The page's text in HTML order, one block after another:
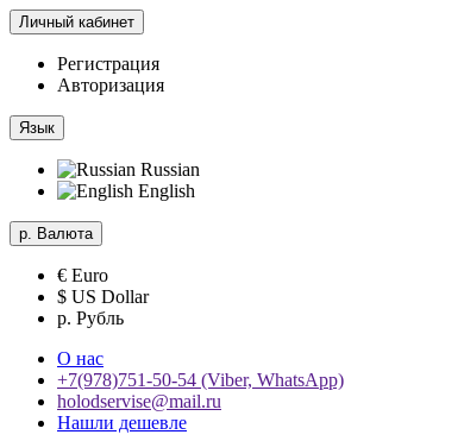
Личный кабинет
Регистрация
Авторизация
Язык
Russian
English
р. Валюта
€ Euro
$ US Dollar
р. Рубль
О нас
+7(978)751-50-54 (Viber, WhatsApp)
holodservise@mail.ru
Нашли дешевле